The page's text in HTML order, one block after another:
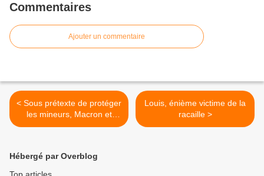
Commentaires
Ajouter un commentaire
< Sous prétexte de protéger
les mineurs, Macron et
Starmer veulent ficher les
Louis, énième victime de la
racaille >
Hébergé par Overblog